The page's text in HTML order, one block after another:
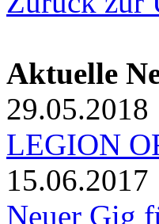
Aktuelle
29.05.2018
LEGION
15.06.2017
Neuer Gig